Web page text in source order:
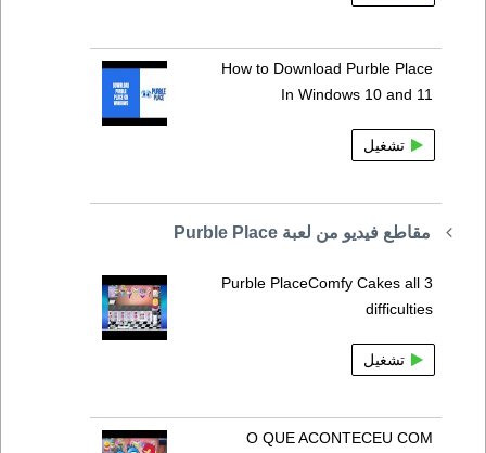
How to Download Purble Place
In Windows 10 and 11
تشغيل
مقاطع فيديو من لعبة Purble Place
Purble PlaceComfy Cakes all 3
difficulties
تشغيل
O QUE ACONTECEU COM